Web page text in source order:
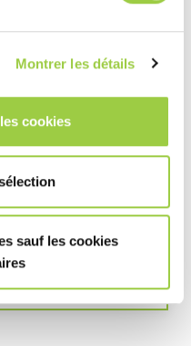
Montrer les détails
cookies
sauf les cookies
试
们在我们的技术中心
数的所有测试结果和